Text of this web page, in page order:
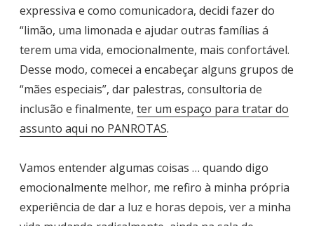
expressiva e como comunicadora, decidi fazer do
“limão, uma limonada e ajudar outras famílias á
terem uma vida, emocionalmente, mais confortável.
Desse modo, comecei a encabeçar alguns grupos de
“mães especiais”, dar palestras, consultoria de
inclusão e finalmente, ter um espaço para tratar do
assunto aqui no PANROTAS.
Vamos entender algumas coisas … quando digo
emocionalmente melhor, me refiro à minha própria
experiência de dar a luz e horas depois, ver a minha